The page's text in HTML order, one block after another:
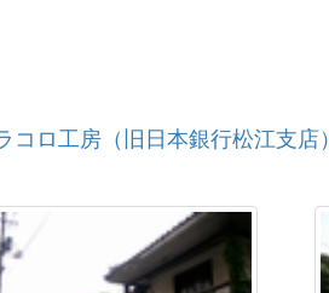
コロ工房（旧日本銀行松江支店